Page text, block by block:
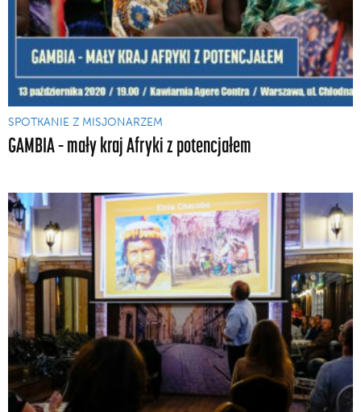
SPOTKANIE Z MISJONARZEM
GAMBIA – mały kraj Afryki z potencjałem